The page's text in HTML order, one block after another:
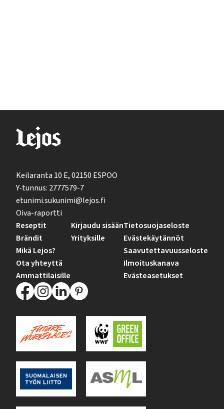
Keilaranta 10 E, 02150 ESPOO
Y-tunnus: 2777579-7
etunimi.sukunimi@lejos.fi
Oiva-raportti
Reseptit
Brändit
Mikä Lejos?
Ota yhteyttä
Ammattilaisille
Kirjaudu sisään
Yrityksille
Tietosuojaseloste
Evästekäytännöt
Saavutettavuusseloste
Ilmoituskanava
Evästeasetukset